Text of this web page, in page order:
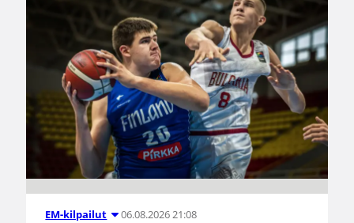
EM-kilpailut 06.08.2026 21:08